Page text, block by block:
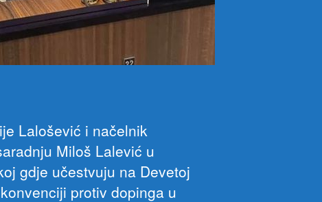
Lalošević i načelnik
Miloš Lalević u
gdje učestvuju na Devetoj
protiv dopinga u